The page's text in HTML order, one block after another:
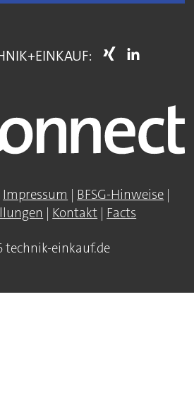
Impressum | BFSG-Hinweise |
| Kontakt | Facts
technik-einkauf.de